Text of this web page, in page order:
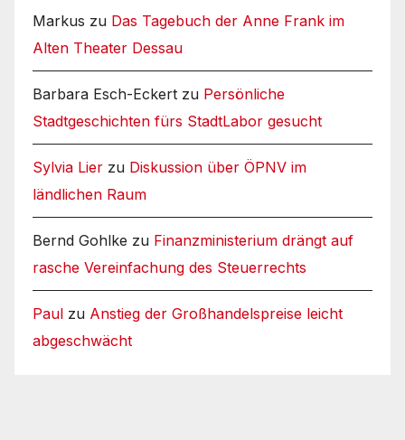
Markus zu Das Tagebuch der Anne Frank im
Alten Theater Dessau
Barbara Esch-Eckert zu Persönliche
Stadtgeschichten fürs StadtLabor gesucht
Sylvia Lier zu Diskussion über ÖPNV im
ländlichen Raum
Bernd Gohlke zu Finanzministerium drängt auf
rasche Vereinfachung des Steuerrechts
Paul zu Anstieg der Großhandelspreise leicht
abgeschwächt